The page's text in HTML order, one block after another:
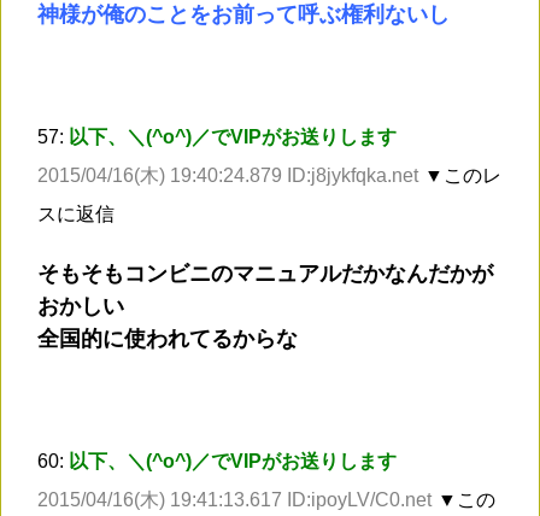
神様が俺のことをお前って呼ぶ権利ないし
57: 以下、＼(^o^)／でVIPがお送りします
2015/04/16(木) 19:40:24.879 ID:j8jykfqka.net ▼このレ
スに返信
そもそもコンビニのマニュアルだかなんだかが
おかしい
全国的に使われてるからな
60: 以下、＼(^o^)／でVIPがお送りします
2015/04/16(木) 19:41:13.617 ID:ipoyLV/C0.net ▼この